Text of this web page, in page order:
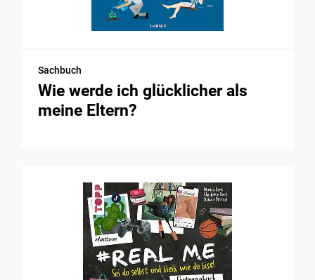
Sachbuch
Wie werde ich glücklicher als
meine Eltern?